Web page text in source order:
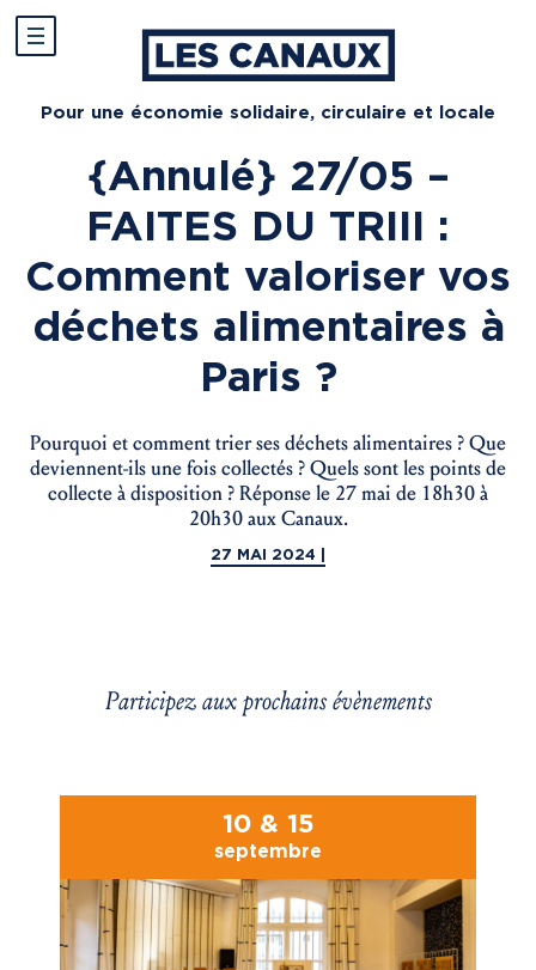
Pour une économie solidaire, circulaire et locale
{Annulé} 27/05 –
FAITES DU TRIII :
Comment valoriser vos
déchets alimentaires à
Paris ?
Pourquoi et comment trier ses déchets alimentaires ? Que
deviennent-ils une fois collectés ? Quels sont les points de
collecte à disposition ? Réponse le 27 mai de 18h30 à
20h30 aux Canaux.
27 MAI 2024 |
Participez aux prochains évènements
10 & 15
septembre